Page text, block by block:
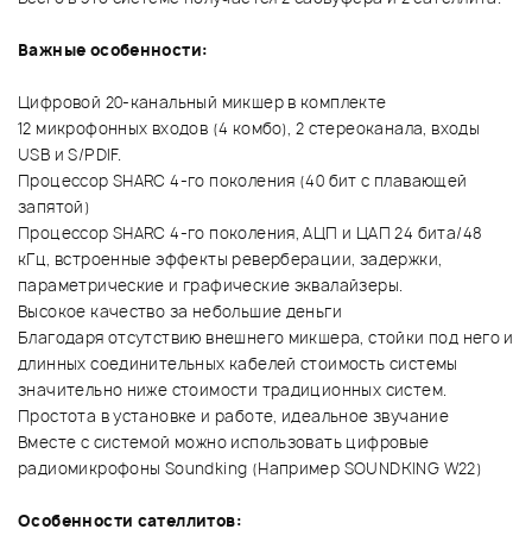
Важные особенности:
Цифровой 20-канальный микшер в комплекте
12 микрофонных входов (4 комбо), 2 стереоканала, входы
USB и S/PDIF.
Процессор SHARC 4-го поколения (40 бит с плавающей
запятой)
Процессор SHARC 4-го поколения, АЦП и ЦАП 24 бита/48
кГц, встроенные эффекты реверберации, задержки,
параметрические и графические эквалайзеры.
Высокое качество за небольшие деньги
Благодаря отсутствию внешнего микшера, стойки под него и
длинных соединительных кабелей стоимость системы
значительно ниже стоимости традиционных систем.
Простота в установке и работе, идеальное звучание
Вместе с системой можно использовать цифровые
радиомикрофоны Soundking (Например SOUNDKING W22)
Особенности сателлитов: